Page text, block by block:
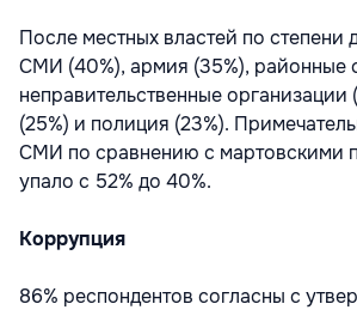
После местных властей по степени
СМИ (40%), армия (35%), районные
неправительственные организации
(25%) и полиция (23%).
СМИ по сравнению с мартовскими
упало с 52% до 40%.
Коррупция
86% респондентов согласны с